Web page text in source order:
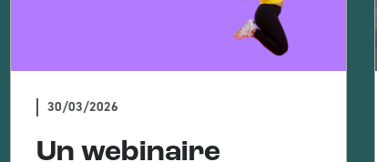
30/03/2026
Un webinaire